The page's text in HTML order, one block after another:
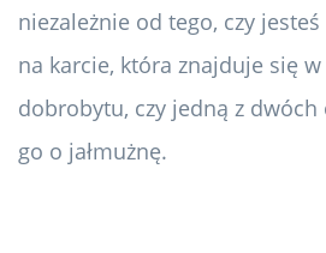
niezależnie od tego, czy
na karcie, która znajduje się
dobrobytu, czy jedną z
go o jałmużnę.